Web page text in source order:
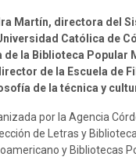
Martín, directora del
Católica de
la Biblioteca Popular
de la Escuela de
de la técnica y
por la Agencia
de Letras y
y Bibliotecas